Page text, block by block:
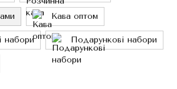
Кава оптом
набори Подарункові набори